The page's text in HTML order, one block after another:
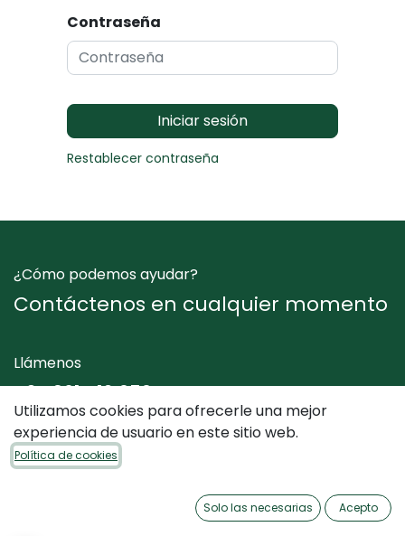
Contraseña
Iniciar sesión
Restablecer contraseña
¿Cómo podemos ayudar?
Contáctenos en cualquier momento
Llámenos
+34 961 412 050
Envíenos un mensaje
Utilizamos cookies para ofrecerle una mejor
experiencia de usuario en este sitio web.
Política de cookies
Solo las necesarias Acepto